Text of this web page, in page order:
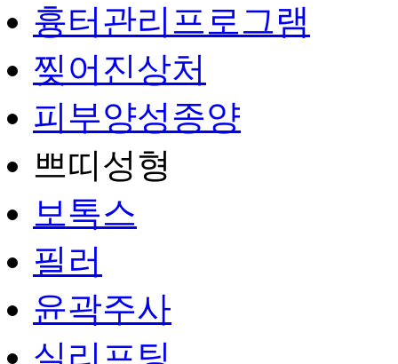
흉터관리프로그램
찢어진상처
피부양성종양
쁘띠성형
보톡스
필러
윤곽주사
실리프팅